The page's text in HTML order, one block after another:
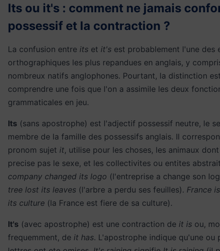
Its ou it's : comment ne jamais
possessif et la contraction ?
La confusion entre its et it's est probablement l'une des
orthographiques les plus repandues en anglais, y
nombreux natifs anglophones. Pourtant, la distinction
comprendre une fois que l'on a assimile les deux
grammaticales en jeu.
Its (sans apostrophe) est l'adjectif possessif neutre, le
membre de la famille des possessifs anglais. Il
pronom sujet it, utilise pour les choses, les animaux
precise pas le sexe, et les collectivites ou entites
company changed its logo (l'entreprise a change son
tree lost its leaves (l'arbre a perdu ses feuilles). France
its culture (la France est fiere de sa culture).
It's (avec apostrophe) est une contraction de it is ou,
frequemment, de it has. L'apostrophe indique qu'une ou